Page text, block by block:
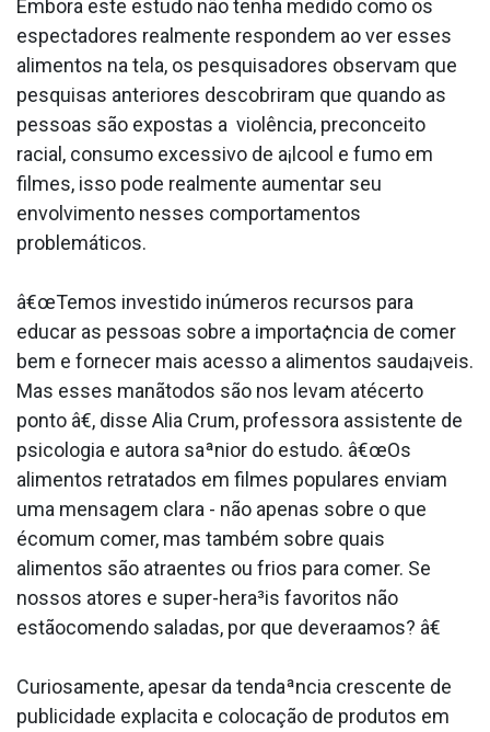
Embora este estudo não tenha medido como os
espectadores realmente respondem ao ver esses
alimentos na tela, os pesquisadores observam que
pesquisas anteriores descobriram que quando as
pessoas são expostas a violência, preconceito
racial, consumo excessivo de a¡lcool e fumo em
filmes, isso pode realmente aumentar seu
envolvimento nesses comportamentos
problemáticos.
â€œTemos investido inúmeros recursos para
educar as pessoas sobre a importa¢ncia de comer
bem e fornecer mais acesso a alimentos sauda¡veis.
Mas esses manãtodos são nos levam atécerto
ponto â€, disse Alia Crum, professora assistente de
psicologia e autora saªnior do estudo. â€œOs
alimentos retratados em filmes populares enviam
uma mensagem clara - não apenas sobre o que
écomum comer, mas também sobre quais
alimentos são atraentes ou frios para comer. Se
nossos atores e super-hera³is favoritos não
estãocomendo saladas, por que devera­amos? â€
Curiosamente, apesar da tendaªncia crescente de
publicidade expla­cita e colocação de produtos em